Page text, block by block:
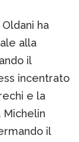
ha
alla
il
incentrato
e la
il